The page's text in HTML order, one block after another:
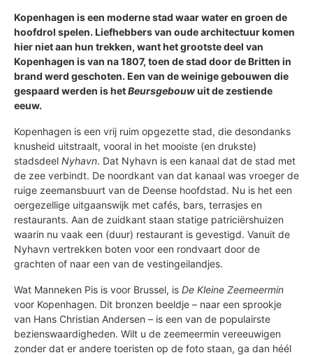
Kopenhagen is een moderne stad waar water en groen de
hoofdrol spelen. Liefhebbers van oude architectuur komen
hier niet aan hun trekken, want het grootste deel van
Kopenhagen is van na 1807, toen de stad door de Britten in
brand werd geschoten. Een van de weinige gebouwen die
gespaard werden is hetBeursgebouwuit de zestiende
eeuw.
Kopenhagen is een vrij ruim opgezette stad, die desondanks
knusheid uitstraalt, vooral in het mooiste (en drukste)
stadsdeel Nyhavn. Dat Nyhavn is een kanaal dat de stad met
de zee verbindt. De noordkant van dat kanaal was vroeger de
ruige zeemansbuurt van de Deense hoofdstad. Nu is het een
oergezellige uitgaanswijk met cafés, bars, terrasjes en
restaurants. Aan de zuidkant staan statige patriciërshuizen
waarin nu vaak een (duur) restaurant is gevestigd. Vanuit de
Nyhavn vertrekken boten voor een rondvaart door de
grachten of naar een van de vestingeilandjes.
Wat Manneken Pis is voor Brussel, is De Kleine Zeemeermin
voor Kopenhagen. Dit bronzen beeldje – naar een sprookje
van Hans Christian Andersen – is een van de populairste
bezienswaardigheden. Wilt u de zeemeermin vereeuwigen
zonder dat er andere toeristen op de foto staan, ga dan héél